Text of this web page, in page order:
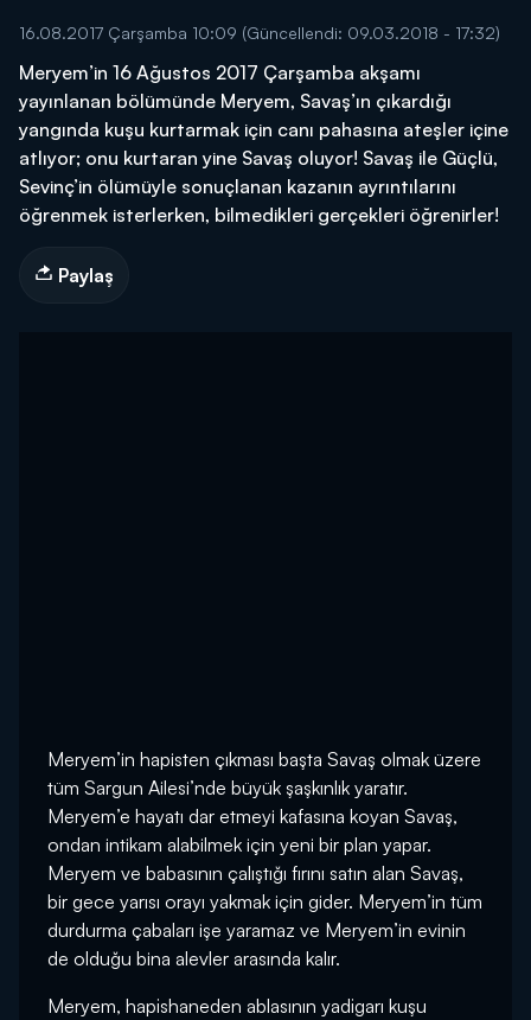
16.08.2017 Çarşamba 10:09 (Güncellendi: 09.03.2018 - 17:32)
Meryem’in 16 Ağustos 2017 Çarşamba akşamı
yayınlanan bölümünde Meryem, Savaş’ın çıkardığı
yangında kuşu kurtarmak için canı pahasına ateşler içine
atlıyor; onu kurtaran yine Savaş oluyor! Savaş ile Güçlü,
Sevinç’in ölümüyle sonuçlanan kazanın ayrıntılarını
öğrenmek isterlerken, bilmedikleri gerçekleri öğrenirler!
Paylaş
Meryem’in hapisten çıkması başta Savaş olmak üzere
tüm Sargun Ailesi’nde büyük şaşkınlık yaratır.
Meryem’e hayatı dar etmeyi kafasına koyan Savaş,
ondan intikam alabilmek için yeni bir plan yapar.
Meryem ve babasının çalıştığı fırını satın alan Savaş,
bir gece yarısı orayı yakmak için gider. Meryem’in tüm
durdurma çabaları işe yaramaz ve Meryem’in evinin
de olduğu bina alevler arasında kalır.
Meryem, hapishaneden ablasının yadigarı kuşu